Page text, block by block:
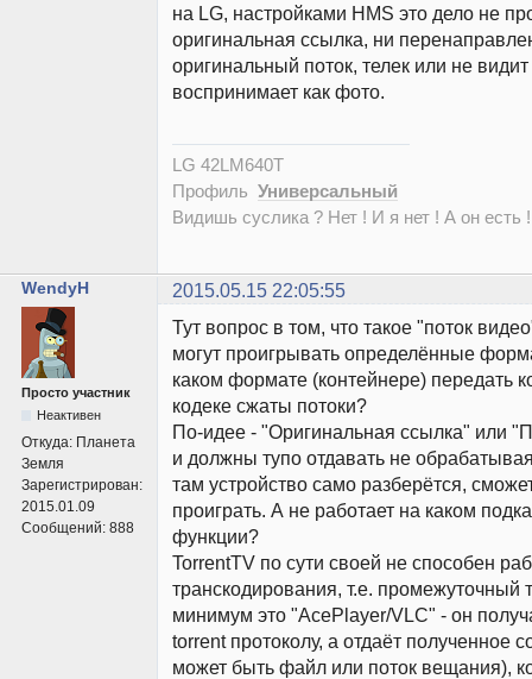
на LG, настройками HMS это дело не
оригинальная ссылка, ни
оригинальный поток, телек или не
воспринимает как фото.
LG 42LM640T
Профиль Универсальный
Видишь суслика ? Нет ! И я нет ! А он есть
WendyH 2015.05.15 22:05:55
Просто участник
Неактивен
Откуда: Планета
Земля
Зарегистрирован:
2015.01.09
Сообщений: 888
Тут вопрос в том, что такое "поток
могут проигрывать определённые
каком формате (контейнере) передать
кодеке сжаты потоки?
По-идее - "Оригинальная ссылка" или
и должны тупо отдавать не
там устройство само разберётся,
проиграть. А не работает на каком
функции?
TorrentTV по сути своей не способен
транскодирования, т.е. промежуточный
минимум это "AcePlayer/VLC" - он
torrent протоколу, а отдаёт полученное
может быть файл или поток вещания),